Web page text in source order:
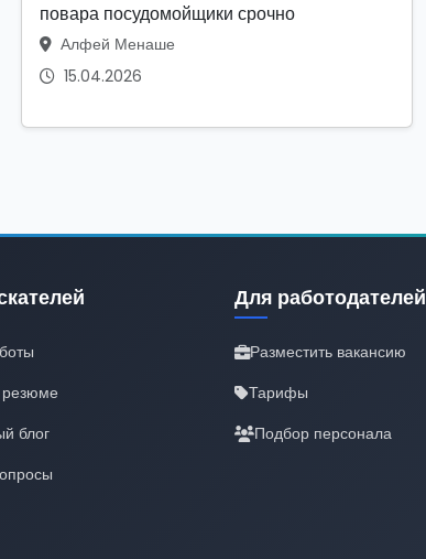
повара посудомойщики срочно
Алфей Менаше
15.04.2026
резюме
блог
Для работодателей
Разместить вакансию
Тарифы
Подбор персонала